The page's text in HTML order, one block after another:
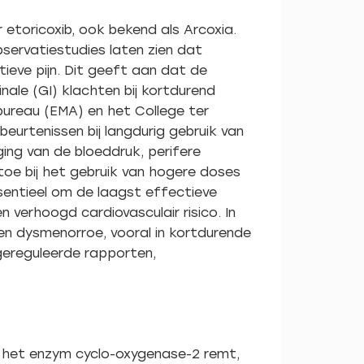
ook bekend als Arcoxia.
laten zien dat
pijn. Dit geeft aan dat de
(GI) klachten bij kortdurend
(EMA) en het College ter
bij langdurig gebruik van
van de bloeddruk, perifere
bij het gebruik van hogere doses
om de laagst effectieve
cardiovasculair risico. In
dysmenorroe, vooral in kortdurende
rapporten,
enzym cyclo-oxygenase-2 remt,